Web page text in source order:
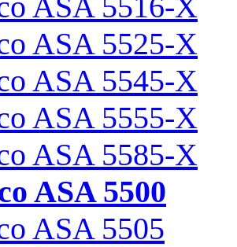
ASA 5525-X
ASA 5545-X
ASA 5555-X
ASA 5585-X
ASA 5500
ASA 5505